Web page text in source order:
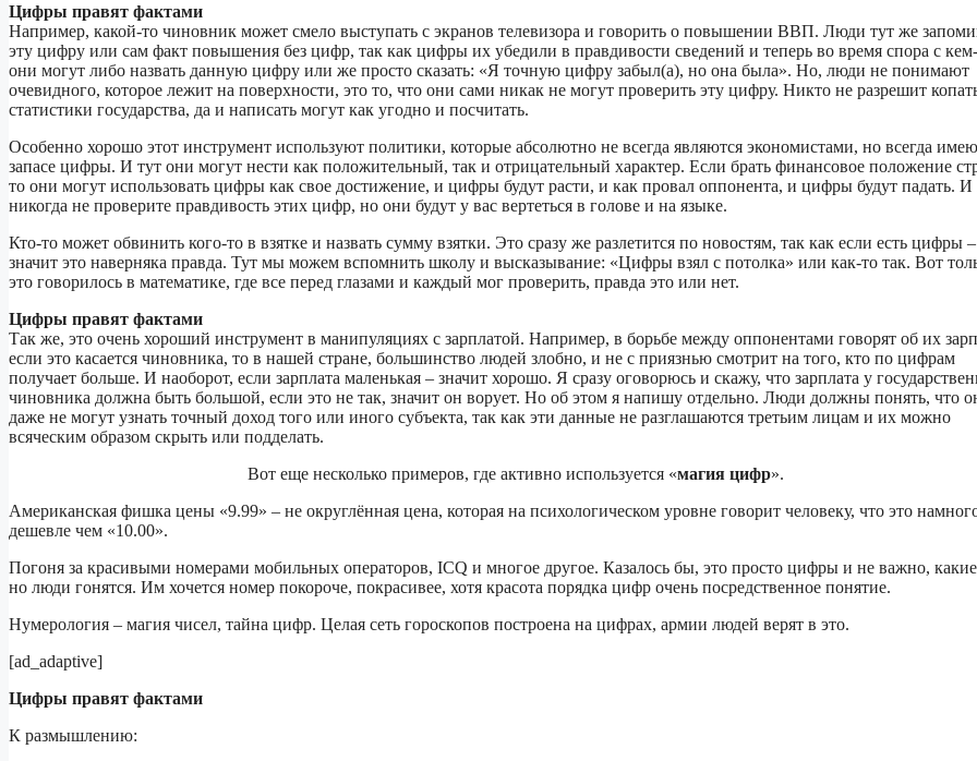
Цифры правят фактами
Например, какой-то чиновник может смело выступать с экранов телевизора и говорить о повышении ВВП. Люди тут же
эту цифру или сам факт повышения без цифр, так как цифры их убедили в правдивости сведений и теперь во время спора с
они могут либо назвать данную цифру или же просто сказать: «Я точную цифру забыл(а), но она была». Но, люди не понимают
очевидного, которое лежит на поверхности, это то, что они сами никак не могут проверить эту цифру. Никто не разрешит
статистики государства, да и написать могут как угодно и посчитать.
Особенно хорошо этот инструмент используют политики, которые абсолютно не всегда являются экономистами, но всегда
запасе цифры. И тут они могут нести как положительный, так и отрицательный характер. Если брать финансовое положение
то они могут использовать цифры как свое достижение, и цифры будут расти, и как провал оппонента, и цифры будут падать.
никогда не проверите правдивость этих цифр, но они будут у вас вертеться в голове и на языке.
Кто-то может обвинить кого-то в взятке и назвать сумму взятки. Это сразу же разлетится по новостям, так как если есть цифры –
значит это наверняка правда. Тут мы можем вспомнить школу и высказывание: «Цифры взял с потолка» или как-то так. Вот
это говорилось в математике, где все перед глазами и каждый мог проверить, правда это или нет.
Цифры правят фактами
Так же, это очень хороший инструмент в манипуляциях с зарплатой. Например, в борьбе между оппонентами говорят об их
если это касается чиновника, то в нашей стране, большинство людей злобно, и не с приязнью смотрит на того, кто по цифрам
получает больше. И наоборот, если зарплата маленькая – значит хорошо. Я сразу оговорюсь и скажу, что зарплата у
чиновника должна быть большой, если это не так, значит он ворует. Но об этом я напишу отдельно. Люди должны понять, что
даже не могут узнать точный доход того или иного субъекта, так как эти данные не разглашаются третьим лицам и их можно
всяческим образом скрыть или подделать.
Вот еще несколько примеров, где активно используется «магия цифр».
Американская фишка цены «9.99» – не округлённая цена, которая на психологическом уровне говорит человеку, что это
дешевле чем «10.00».
Погоня за красивыми номерами мобильных операторов, ICQ и многое другое. Казалось бы, это просто цифры и не важно,
но люди гонятся. Им хочется номер покороче, покрасивее, хотя красота порядка цифр очень посредственное понятие.
Нумерология – магия чисел, тайна цифр. Целая сеть гороскопов построена на цифрах, армии людей верят в это.
[ad_adaptive]
Цифры правят фактами
К размышлению: